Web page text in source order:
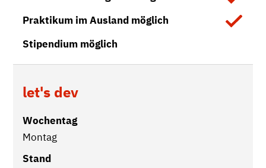
Vorhanden
let's dev
Montag